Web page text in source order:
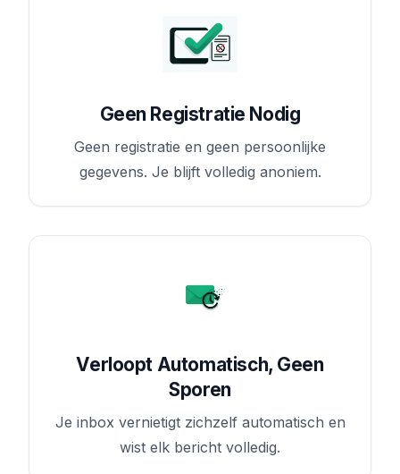
Geen Registratie Nodig
Geen registratie en geen persoonlijke
gegevens. Je blijft volledig anoniem.
Verloopt Automatisch, Geen
Sporen
Je inbox vernietigt zichzelf automatisch en
wist elk bericht volledig.